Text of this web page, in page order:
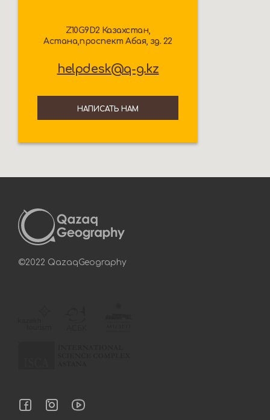
Z10G9D2 Казахстан,
Астана,проспект Абая, зд. 22
helpdesk@q-g.kz
НАПИСАТЬ НАМ
©2022 QazaqGeography